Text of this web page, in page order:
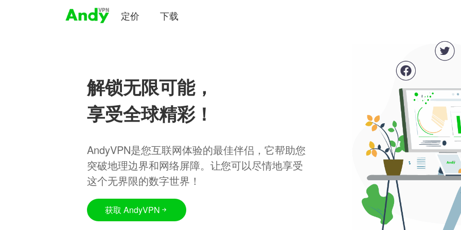
定价 下载
解锁无限可能，
享受全球精彩！
AndyVPN是您互联网体验的最佳伴侣，它帮助您
突破地理边界和网络屏障。让您可以尽情地享受
这个无界限的数字世界！
获取 AndyVPN